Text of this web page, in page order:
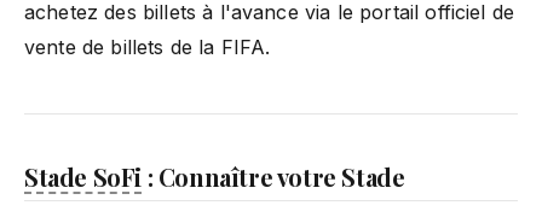
achetez des billets à l'avance via le portail officiel de
vente de billets de la FIFA.
Stade SoFi : Connaître votre Stade